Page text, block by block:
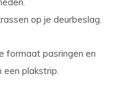
op je deurbeslag.
formaat pasringen en
een plakstrip.